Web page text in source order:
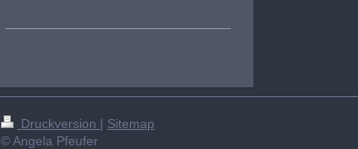
Druckversion | Sitemap
© Angela Pfeufer